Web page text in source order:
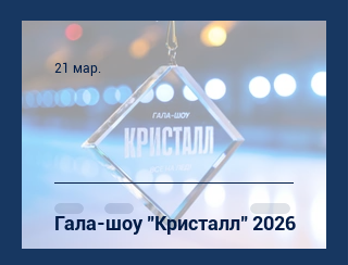
Гала-шоу "Кристалл" 2026
21 мар.